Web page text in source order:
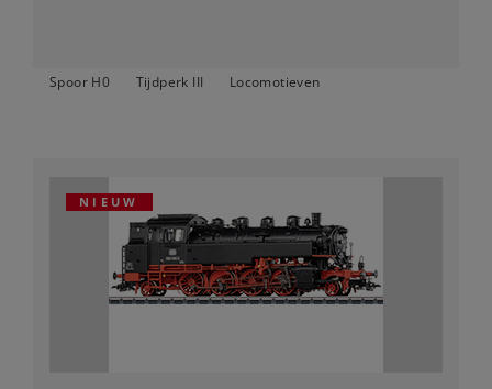
Spoor H0 Tijdperk III Locomotieven
NIEUW